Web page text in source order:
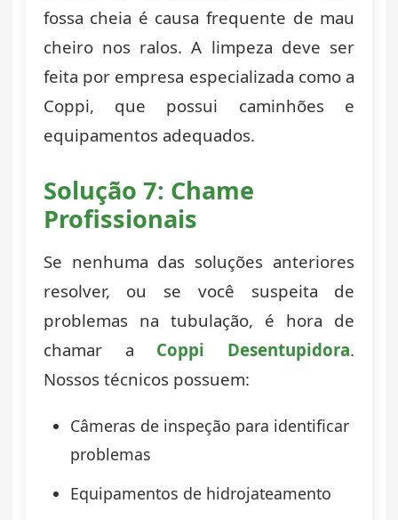
fossa cheia é causa frequente de mau
cheiro nos ralos. A limpeza deve ser
feita por empresa especializada como a
Coppi, que possui caminhões e
equipamentos adequados.
Solução 7: Chame
Profissionais
Se nenhuma das soluções anteriores
resolver, ou se você suspeita de
problemas na tubulação, é hora de
chamar a Coppi Desentupidora.
Nossos técnicos possuem:
Câmeras de inspeção para identificar
problemas
Equipamentos de hidrojateamento